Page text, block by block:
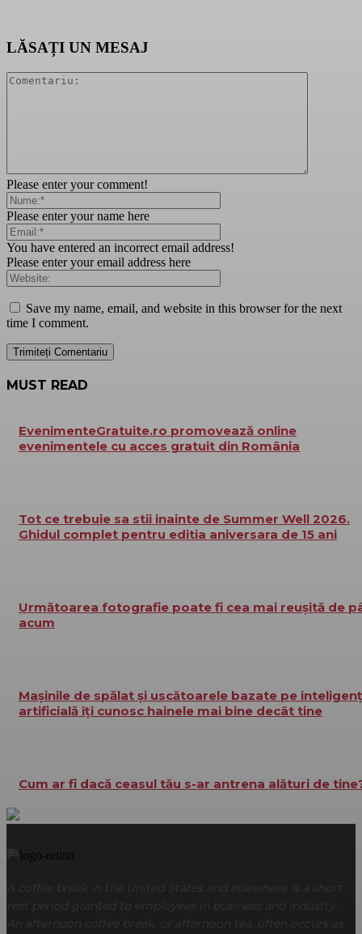
LĂSAȚI UN MESAJ
Please enter your comment!
Please enter your name here
You have entered an incorrect email address!
Please enter your email address here
Save my name, email, and website in this browser for the next
time I comment.
MUST READ
EvenimenteGratuite.ro promovează online
evenimentele cu acces gratuit din România
Tot ce trebuie sa stii inainte de Summer Well 2026.
Ghidul complet pentru editia aniversara de 15 ani
Următoarea fotografie poate fi cea mai reușită de
acum
Mașinile de spălat și uscătoarele bazate pe
artificială îți cunosc hainele mai bine decât tine
Cum ar fi dacă ceasul tău s-ar antrena alături de
rest period granted to employees in business and industry.
An afternoon coffee break, or afternoon tea, often occurs as